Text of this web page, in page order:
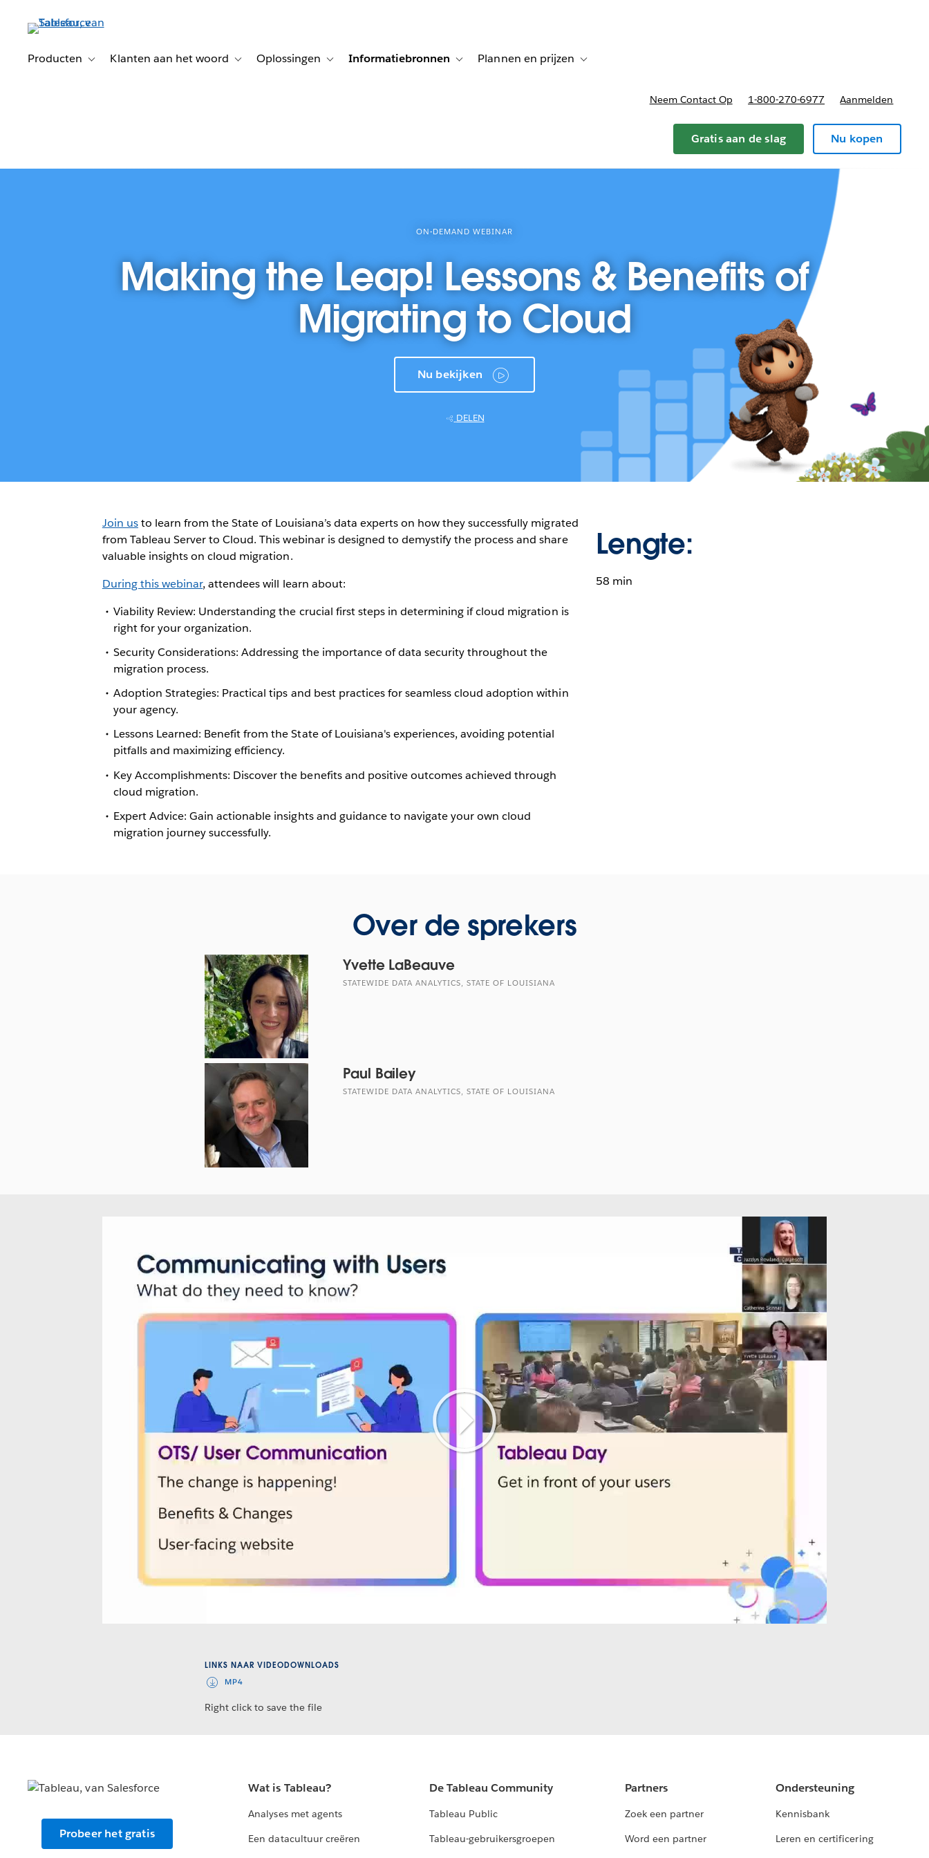
Producten
Toggle sub-navigation for Producten
Klanten aan het woord Toggle sub-navigation for Klanten aan het woord
Oplossingen Toggle sub-navigation for Oplossingen
Informatiebronnen Toggle sub-navigation for Informatiebronnen
Plannen en prijzen Toggle sub-navigation for Plannen en prijzen
Neem Contact Op 1-800-270-6977 Aanmelden
Gratis aan de slag Nu kopen
ON-DEMAND WEBINAR
Making the Leap! Lessons & Benefits of
Migrating to Cloud
Nu bekijken
DELEN
Join usto learn from the State of Louisiana’s data experts on how they successfully migrated
from Tableau Server to Cloud. This webinar is designed to demystify the process and share
valuable insights on cloud migration.
During this webinar, attendees will learn about:
Viability Review: Understanding the crucial first steps in determining if cloud migration is
right for your organization.
Security Considerations: Addressing the importance of data security throughout the
migration process.
Adoption Strategies: Practical tips and best practices for seamless cloud adoption within
your agency.
Lessons Learned: Benefit from the State of Louisiana's experiences, avoiding potential
pitfalls and maximizing efficiency.
Key Accomplishments: Discover the benefits and positive outcomes achieved through
cloud migration.
Expert Advice: Gain actionable insights and guidance to navigate your own cloud
migration journey successfully.
Lengte:
58 min
Over de sprekers
Yvette LaBeauve
STATEWIDE DATA ANALYTICS, STATE OF LOUISIANA
Paul Bailey
STATEWIDE DATA ANALYTICS, STATE OF LOUISIANA
Play
LINKS NAAR VIDEODOWNLOADS
MP4
Right click to save the file
Probeer het gratis
Wat is Tableau?
Analyses met agents
Een datacultuur creëren
De Tableau Community
Tableau Public
Tableau-gebruikersgroepen
Partners
Zoek een partner
Word een partner
Ondersteuning
Kennisbank
Leren en certificering